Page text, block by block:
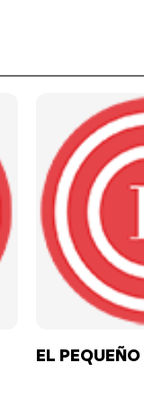
EL PEQUEÑO